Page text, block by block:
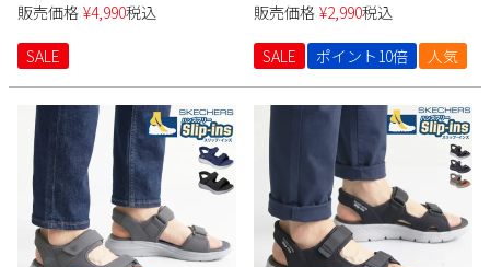
販売価格 ¥4,990税込
SALE
販売価格 ¥2,990税込
SALE
ポイント10倍 人気